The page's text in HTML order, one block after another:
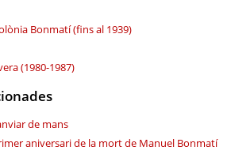
Bonmatí (fins al 1939)
(1980-1987)
de mans
aniversari de la mort de Manuel Bonmatí